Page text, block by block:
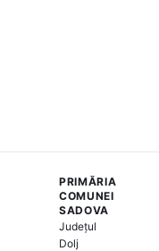
PRIMĂRIA
COMUNEI
SADOVA
Județul
Dolj